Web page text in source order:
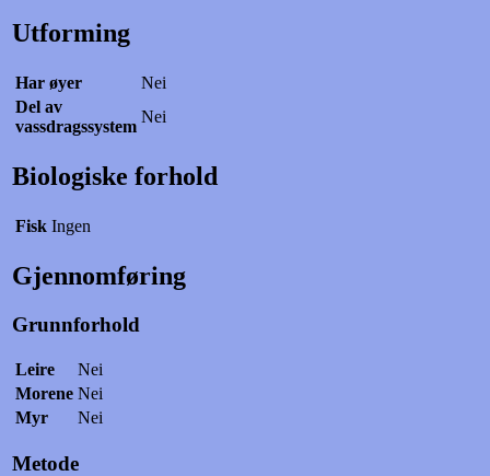
Utforming
Har øyer
Nei
Del av
vassdragssystem
Nei
Biologiske forhold
Fisk Ingen
Gjennomføring
Grunnforhold
Leire
Nei
Morene Nei
Myr
Nei
Metode